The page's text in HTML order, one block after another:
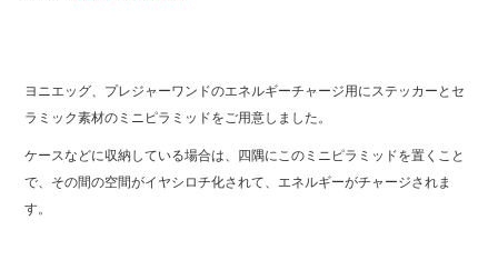
a
c
e
b
wi
tt
er
n
e
ヨニエッグ、プレジャーワンドのエネルギーチャージ用にステッカーとセ
ラミック素材のミニピラミッドをご用意しました。
ケースなどに収納している場合は、四隅にこのミニピラミッドを置くこと
で、その間の空間がイヤシロチ化されて、エネルギーがチャージされま
す。